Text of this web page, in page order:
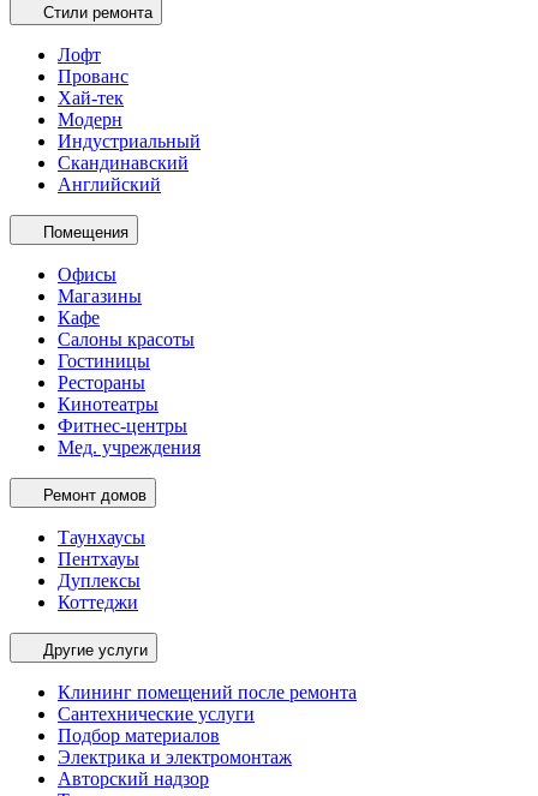
Стили ремонта
Лофт
Прованс
Хай-тек
Модерн
Индустриальный
Скандинавский
Английский
Помещения
Офисы
Магазины
Кафе
Салоны красоты
Гостиницы
Рестораны
Кинотеатры
Фитнес-центры
Мед. учреждения
Ремонт домов
Таунхаусы
Пентхауы
Дуплексы
Коттеджи
Другие услуги
Клининг помещений после ремонта
Сантехнические услуги
Подбор материалов
Электрика и электромонтаж
Авторский надзор